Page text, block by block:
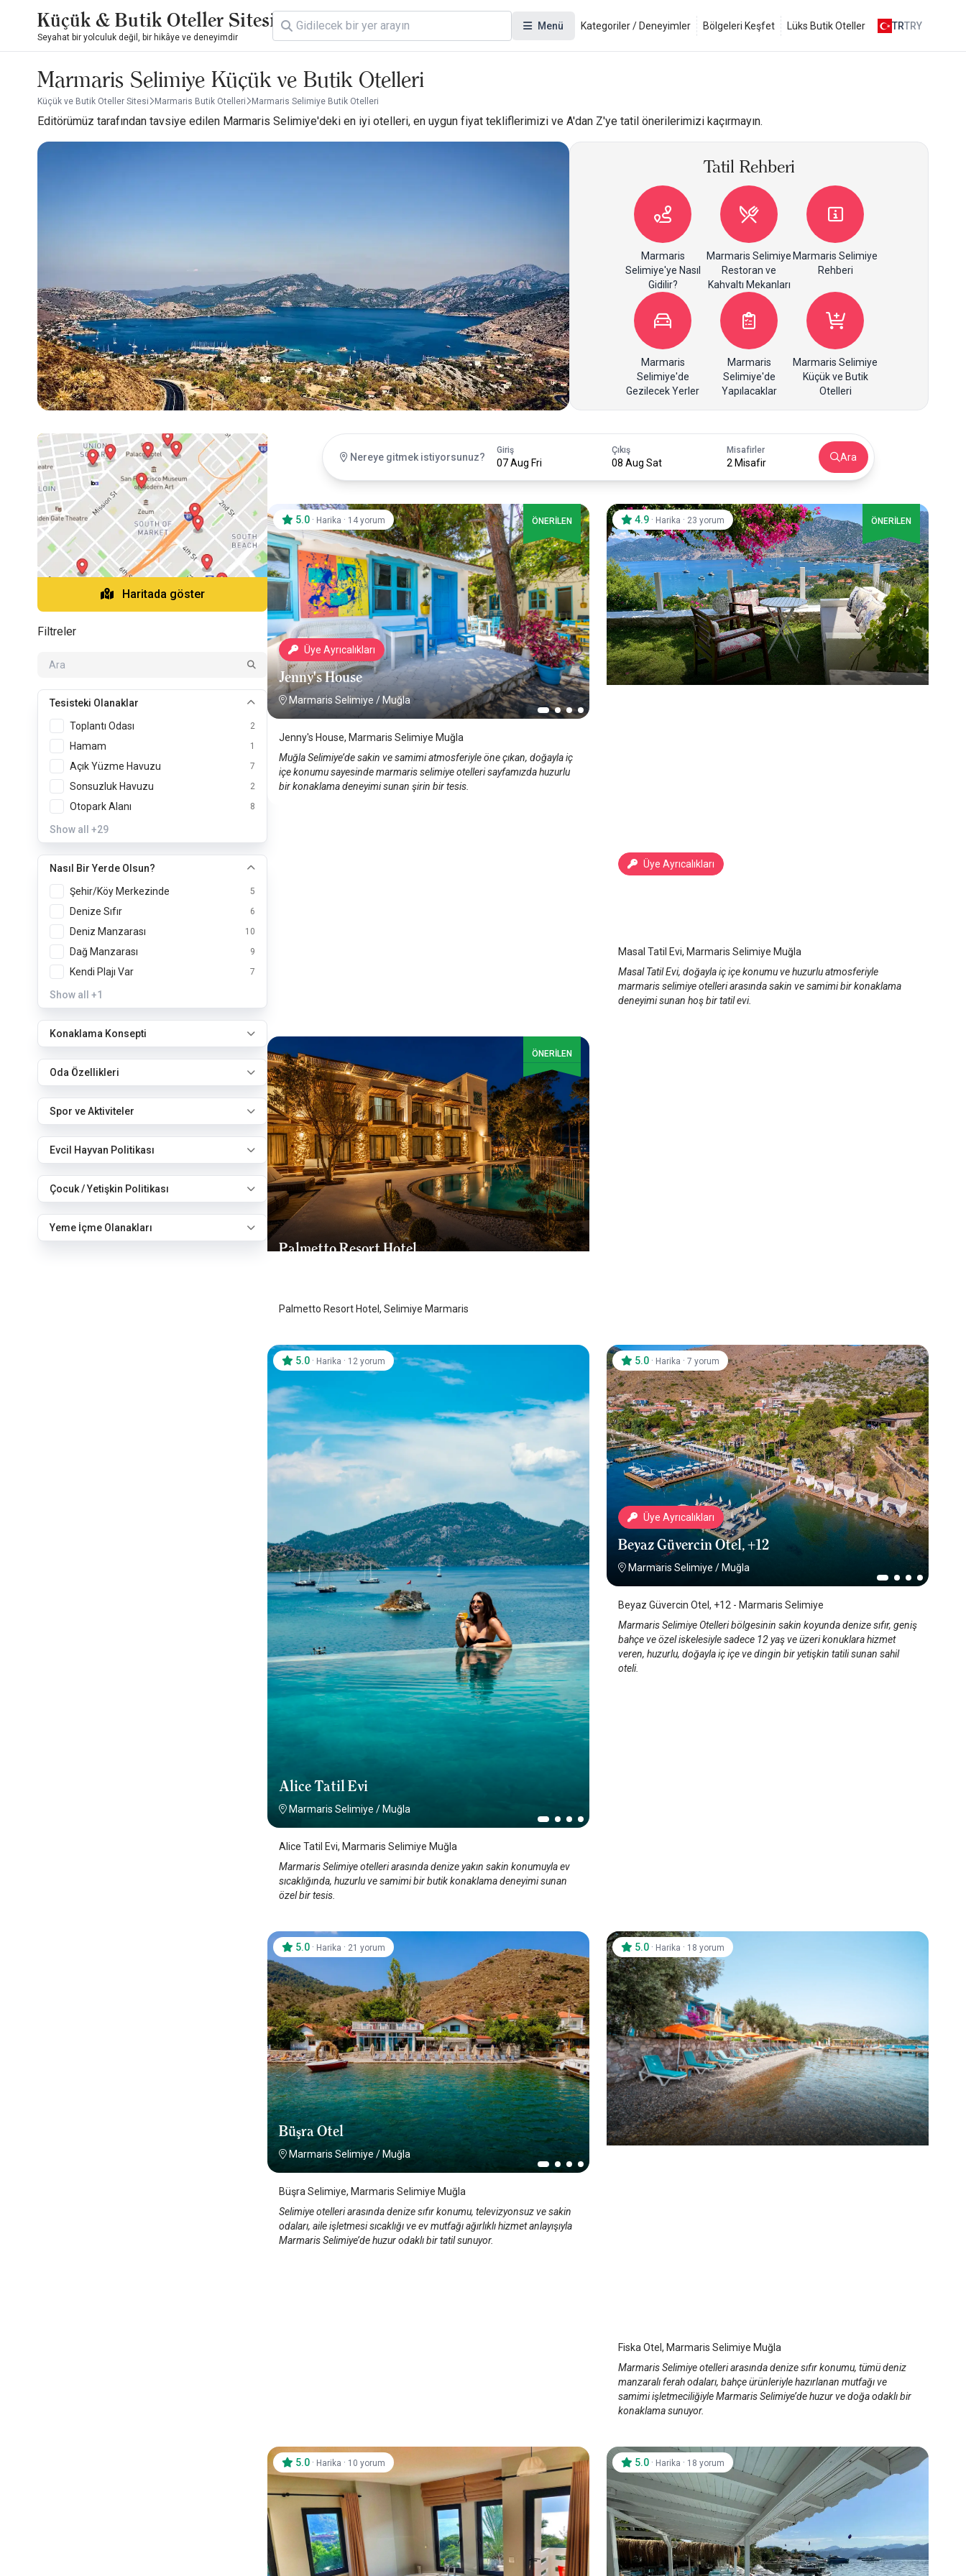
Küçük & Butik Oteller Sitesi
Seyahat bir yolculuk değil, bir hikâye ve deneyimdir
Menü Kategoriler / Deneyimler Bölgeleri Keşfet Lüks Butik Oteller TRTRY
Marmaris Selimiye Küçük ve Butik Otelleri
Küçük ve Butik Oteller Sitesi Marmaris Butik Otelleri Marmaris Selimiye Butik Otelleri
Editörümüz tarafından tavsiye edilen Marmaris Selimiye'deki en iyi otelleri, en uygun fiyat tekliflerimizi ve A'dan Z'ye tatil önerilerimizi kaçırmayın.
Tatil Rehberi
Marmaris
Selimiye'ye Nasıl
Gidilir?
Marmaris Selimiye
Restoran ve
Kahvaltı Mekanları
Marmaris Selimiye
Rehberi
Marmaris
Selimiye'de
Gezilecek Yerler
Marmaris
Selimiye'de
Yapılacaklar
Marmaris Selimiye
Küçük ve Butik
Otelleri
Haritada göster
Filtreler
Tesisteki Olanaklar
Toplantı Odası
2
Hamam 1
Açık Yüzme Havuzu 7
Sonsuzluk Havuzu 2
Otopark Alanı 8
Show all +29
Nasıl Bir Yerde Olsun?
Şehir/Köy Merkezinde
5
Denize Sıfır 6
Deniz Manzarası 10
Dağ Manzarası 9
Kendi Plajı Var 7
Show all +1
Konaklama Konsepti
Oda Özellikleri
Spor ve Aktiviteler
Evcil Hayvan Politikası
Çocuk / Yetişkin Politikası
Yeme İçme Olanakları
Nereye gitmek istiyorsunuz?
Giriş
07 Aug Fri
Çıkış
08 Aug Sat
Misafirler
2 Misafir Ara
Üye Ayrıcalıkları
Jenny's House
Marmaris Selimiye / Muğla
5.0 · Harika · 14 yorum ÖNERİLEN
Jenny's House, Marmaris Selimiye Muğla
Muğla Selimiye’de sakin ve samimi atmosferiyle öne çıkan, doğayla iç
içe konumu sayesinde marmaris selimiye otelleri sayfamızda huzurlu
bir konaklama deneyimi sunan şirin bir tesis.
Üye Ayrıcalıkları
4.9 · Harika · 23 yorum ÖNERİLEN
Masal Tatil Evi, Marmaris Selimiye Muğla
Masal Tatil Evi, doğayla iç içe konumu ve huzurlu atmosferiyle
marmaris selimiye otelleri arasında sakin ve samimi bir konaklama
deneyimi sunan hoş bir tatil evi.
Palmetto Resort Hotel
ÖNERİLEN
Palmetto Resort Hotel, Selimiye Marmaris
Alice Tatil Evi
Marmaris Selimiye / Muğla
5.0 · Harika · 12 yorum
Alice Tatil Evi, Marmaris Selimiye Muğla
Marmaris Selimiye otelleri arasında denize yakın sakin konumuyla ev
sıcaklığında, huzurlu ve samimi bir butik konaklama deneyimi sunan
özel bir tesis.
Üye Ayrıcalıkları
Beyaz Güvercin Otel, +12
Marmaris Selimiye / Muğla
5.0 · Harika · 7 yorum
Beyaz Güvercin Otel, +12 - Marmaris Selimiye
Marmaris Selimiye Otelleri bölgesinin sakin koyunda denize sıfır, geniş
bahçe ve özel iskelesiyle sadece 12 yaş ve üzeri konuklara hizmet
veren, huzurlu, doğayla iç içe ve dingin bir yetişkin tatili sunan sahil
oteli.
Büşra Otel
Marmaris Selimiye / Muğla
5.0 · Harika · 21 yorum
Büşra Selimiye, Marmaris Selimiye Muğla
Selimiye otelleri arasında denize sıfır konumu, televizyonsuz ve sakin
odaları, aile işletmesi sıcaklığı ve ev mutfağı ağırlıklı hizmet anlayışıyla
Marmaris Selimiye’de huzur odaklı bir tatil sunuyor.
5.0 · Harika · 18 yorum
Fiska Otel, Marmaris Selimiye Muğla
Marmaris Selimiye otelleri arasında denize sıfır konumu, tümü deniz
manzaralı ferah odaları, bahçe ürünleriyle hazırlanan mutfağı ve
samimi işletmeciliğiyle Marmaris Selimiye’de huzur ve doğa odaklı bir
konaklama sunuyor.
5.0 · Harika · 10 yorum 5.0 · Harika · 18 yorum